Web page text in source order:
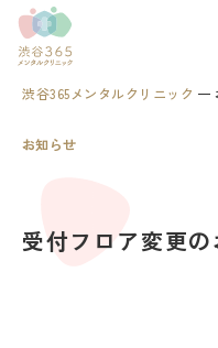
渋谷365メンタルクリニック
お知らせ
受付フロア変更